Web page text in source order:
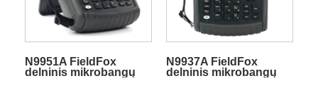
N9951A FieldFox
delninis mikrobangų
N9937A FieldFox
delninis mikrobangų